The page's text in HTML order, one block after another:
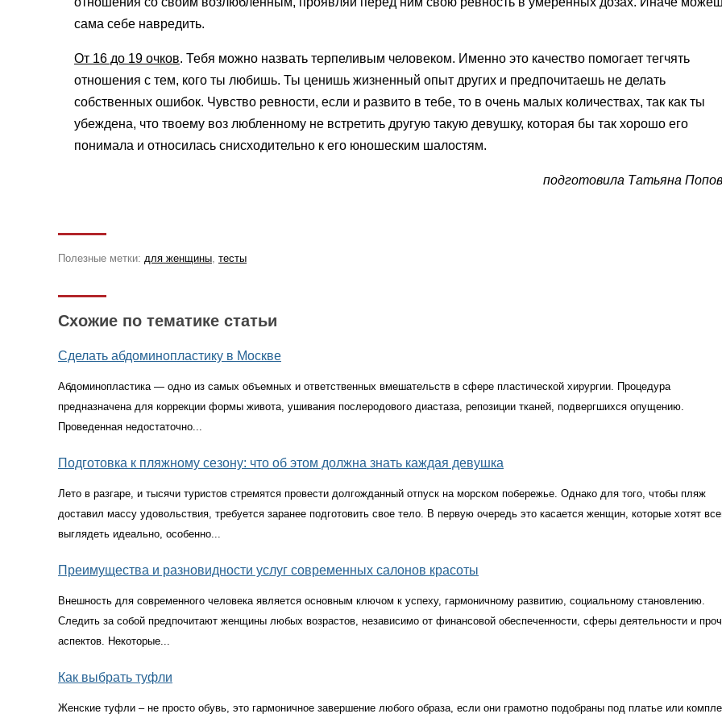
сама себе навредить.
От 16 до 19 очков. Тебя можно назвать терпеливым человеком. Именно это качество помогает тегчять
отношения с тем, кого ты любишь. Ты ценишь жизненный опыт других и предпочитаешь не делать
собственных ошибок. Чувство ревности, если и развито в тебе, то в очень малых количествах, так как ты
убеждена, что твоему воз­ любленному не встретить другую такую девушку, которая бы так хорошо его
понимала и относилась снисходительно к его юношеским шалостям.
подготовила Татьяна
Полезные метки: для женщины, тесты
Схожие по тематике статьи
Сделать абдоминопластику в Москве
Абдоминопластика — одно из самых объемных и ответственных вмешательств в сфере пластической хирургии. Процедура
предназначена для коррекции формы живота, ушивания послеродового диастаза, репозиции тканей, подвергшихся опущению.
Проведенная недостаточно...
Подготовка к пляжному сезону: что об этом должна знать каждая девушка
Лето в разгаре, и тысячи туристов стремятся провести долгожданный отпуск на морском побережье. Однако для того, чтобы пляж
доставил массу удовольствия, требуется заранее подготовить свое тело. В первую очередь это касается женщин, которые хотят
выглядеть идеально, особенно...
Преимущества и разновидности услуг современных салонов красоты
Внешность для современного человека является основным ключом к успеху, гармоничному развитию, социальному становлению.
Следить за собой предпочитают женщины любых возрастов, независимо от финансовой обеспеченности, сферы деятельности и
аспектов. Некоторые...
Как выбрать туфли
Женские туфли – не просто обувь, это гармоничное завершение любого образа, если они грамотно подобраны под платье или